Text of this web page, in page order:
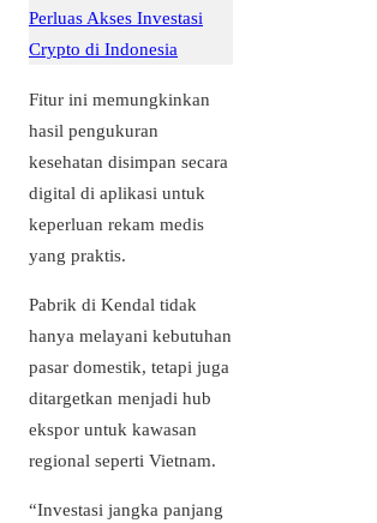
Perluas Akses Investasi
Crypto di Indonesia
Fitur ini memungkinkan
hasil pengukuran
kesehatan disimpan secara
digital di aplikasi untuk
keperluan rekam medis
yang praktis.
Pabrik di Kendal tidak
hanya melayani kebutuhan
pasar domestik, tetapi juga
ditargetkan menjadi hub
ekspor untuk kawasan
regional seperti Vietnam.
“Investasi jangka panjang